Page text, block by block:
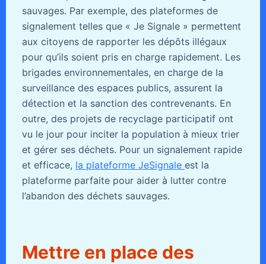
sauvages. Par exemple, des plateformes de
signalement telles que « Je Signale » permettent
aux citoyens de rapporter les dépôts illégaux
pour qu’ils soient pris en charge rapidement. Les
brigades environnementales, en charge de la
surveillance des espaces publics, assurent la
détection et la sanction des contrevenants. En
outre, des projets de recyclage participatif ont
vu le jour pour inciter la population à mieux trier
et gérer ses déchets. Pour un signalement rapide
et efficace, la plateforme JeSignale est la
plateforme parfaite pour aider à lutter contre
l’abandon des déchets sauvages.
Mettre en place des